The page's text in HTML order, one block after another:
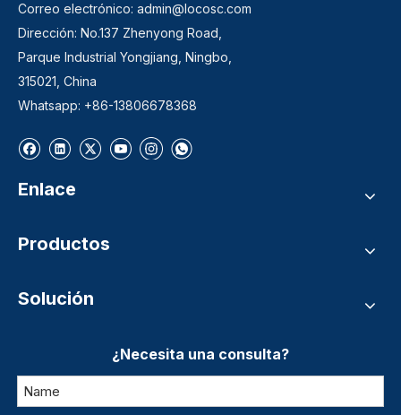
Correo electrónico: admin@locosc.com
Dirección: No.137 Zhenyong Road,
Parque Industrial Yongjiang, Ningbo,
315021, China
Whatsapp: +86-13806678368
Enlace
Productos
Solución
¿Necesita una consulta?